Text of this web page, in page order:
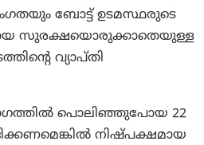
ബോട്ട് ഉടമസ്ഥരുടെ
സുരക്ഷയൊരുക്കാതെയുള്ള
വ്യാപ്തി
പൊലിഞ്ഞുപോയ 22
നിഷ്പക്ഷമായ